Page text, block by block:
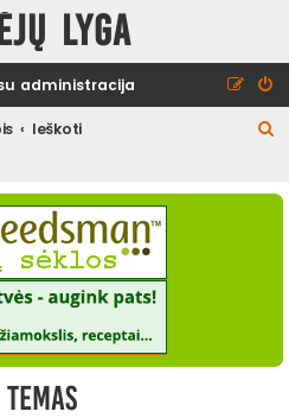
lyga
administracija
Ieškoti
š